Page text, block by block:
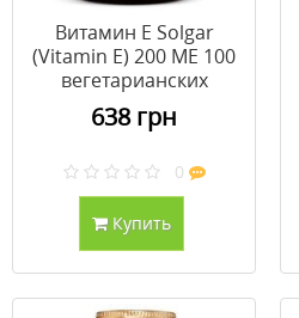
Витамин E Solgar
(Vitamin E) 200 ME 100
вегетарианских
капсул
638 грн
0
Купить